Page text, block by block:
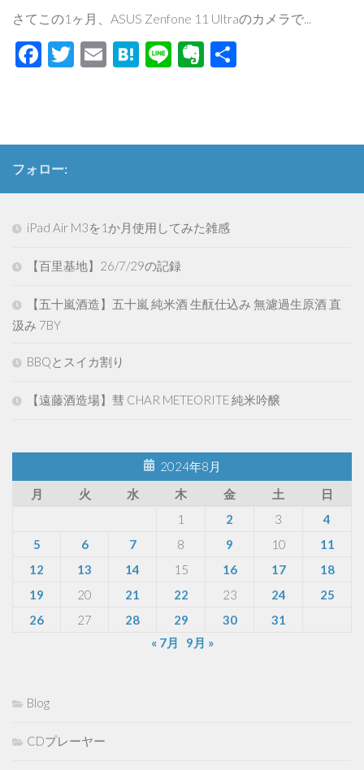
さてこの1ヶ月、ASUS Zenfone 11 Ultraのカメラで...
Facebook
Twitter
EmailHatena
LineEvernote
フォロー:
iPad Air M3を1か月使用してみた雑感
【百里基地】26/7/29の記録
【五十嵐酒造】五十嵐 純米酒 生酛仕込み 無濾過生原酒 直
汲み 7BY
BBQとスイカ割り
【遠藤酒造場】彗 CHAR METEORITE 純米吟醸
2024年8月
月
火 水 木 金 土
日
1
2 3
4
5
6 7 8 9 10
11
12
13 14 15 16 17
18
19
20 21 22 23 24
25
26
27 28 29 30
31
« 7月
9月 »
Blog
CDプレーヤー